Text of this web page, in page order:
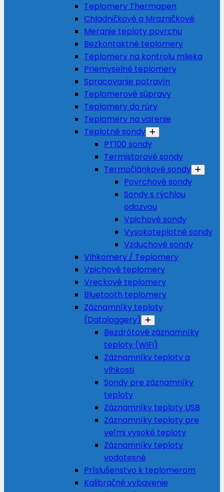
Teplomery Thermapen
Chladničkové a Mrazničkové
Meranie teploty povrchu
Bezkontaktné teplomery
Teplomery na kontrolu mlieka
Priemyselné teplomery
Spracovanie potravín
Teplomerové súpravy
Teplomery do rúry
Teplomery na varenie
Teplotné sondy
PT100 sondy
Termistorové sondy
Termočlánkové sondy
Povrchové sondy
Sondy s rýchlou
odozvou
Vpichové sondy
Vysokoteplotné sondy
Vzduchové sondy
Vlhkomery / Teplomery
Vpichové teplomery
Vreckové teplomery
Bluetooth teplomery
Záznamníky teploty
(Dataloggery)
Bezdrôtové záznamníky
teploty (WiFi)
Záznamníky teploty a
vlhkosti
Sondy pre záznamníky
teploty
Záznamníky teploty USB
Záznamníky teploty pre
veľmi vysoké teploty
Záznamníky teploty
vodotesné
Príslušenstvo k teplomerom
Kalibračné vybavenie